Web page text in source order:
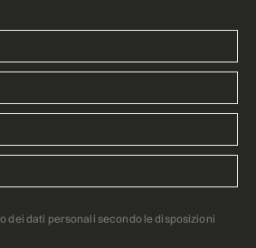
dei dati personali secondo le disposizioni